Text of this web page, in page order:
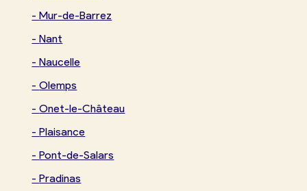
-Mur-de-Barrez
-Nant
-Naucelle
-Olemps
-Onet-le-Château
-Plaisance
-Pont-de-Salars
-Pradinas